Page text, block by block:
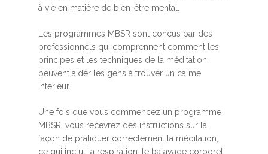
à vie en matière de bien-être mental.
Les programmes MBSR sont conçus par des
professionnels qui comprennent comment les
principes et les techniques de la méditation
peuvent aider les gens à trouver un calme
intérieur.
Une fois que vous commencez un programme
MBSR, vous recevrez des instructions sur la
façon de pratiquer correctement la méditation,
ce qui inclut la respiration, le balayage corporel ,